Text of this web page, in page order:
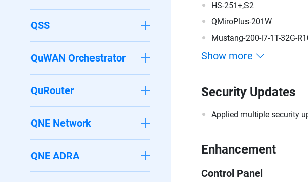
QSS
QuWAN Orchestrator
QuRouter
QNE Network
QNE ADRA
HS-251+,S2
QMiroPlus-201W
Mustang-200-i7-1T-32G-
Show more
Security Updates
Applied multiple security
Enhancement
Control Panel